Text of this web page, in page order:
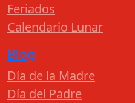
Feriados
Calendario Lunar
Blog
Día de la Madre
Día del Padre